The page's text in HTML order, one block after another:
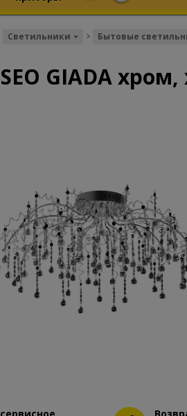
Светильники Бытовые
GIADA